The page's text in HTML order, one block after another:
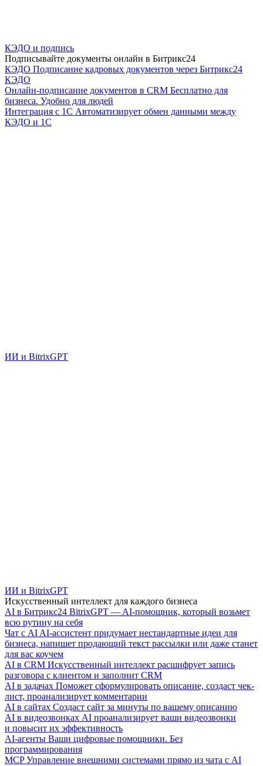
КЭДО и подпись
Подписывайте документы онлайн в Битрикс24
КЭДО Подписание кадровых документов через Битрикс24
КЭДО
Онлайн-подписание документов в CRM Бесплатно для
бизнеса. Удобно для людей
Интеграция с 1С Автоматизирует обмен данными между
КЭДО и 1С
ИИ и BitrixGPT
ИИ и BitrixGPT
Искусственный интеллект для каждого бизнеса
AI в Битрикс24 BitrixGPT — AI-помощник, который возьмет
всю рутину на себя
Чат с AI AI-ассистент придумает нестандартные идеи для
бизнеса, напишет продающий текст рассылки или даже станет
для вас коучем
AI в CRM Искусственный интеллект расшифрует запись
разговора с клиентом и заполнит CRM
AI в задачах Поможет сформулировать описание, создаст чек-
лист, проанализирует комментарии
AI в сайтах Создаст сайт за минуты по вашему описанию
AI в видеозвонках AI проанализирует ваши видеозвонки
и повысит их эффективность
AI-агенты Ваши цифровые помощники. Без
программирования
MCP Управление внешними системами прямо из чата с AI